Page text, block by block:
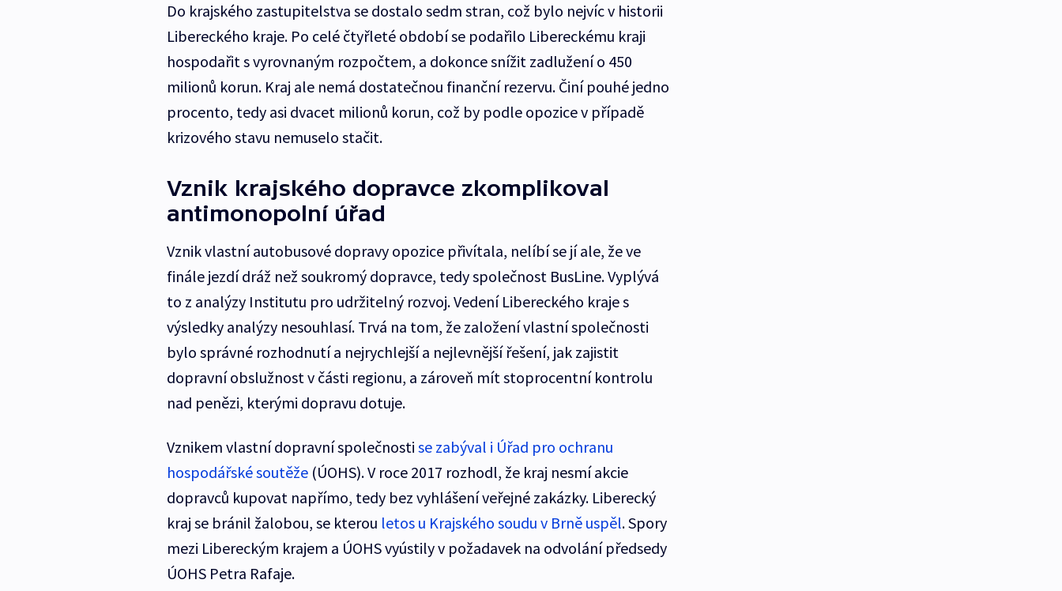
Do krajského zastupitelstva se dostalo sedm stran, což bylo nejvíc v historii
Libereckého kraje. Po celé čtyřleté období se podařilo Libereckému kraji
hospodařit s vyrovnaným rozpočtem, a dokonce snížit zadlužení o 450
milionů korun. Kraj ale nemá dostatečnou finanční rezervu. Činí pouhé jedno
procento, tedy asi dvacet milionů korun, což by podle opozice v případě
krizového stavu nemuselo stačit.
Vznik krajského dopravce zkomplikoval
antimonopolní úřad
Vznik vlastní autobusové dopravy opozice přivítala, nelíbí se jí ale, že ve
finále jezdí dráž než soukromý dopravce, tedy společnost BusLine. Vyplývá
to z analýzy Institutu pro udržitelný rozvoj. Vedení Libereckého kraje s
výsledky analýzy nesouhlasí. Trvá na tom, že založení vlastní společnosti
bylo správné rozhodnutí a nejrychlejší a nejlevnější řešení, jak zajistit
dopravní obslužnost v části regionu, a zároveň mít stoprocentní kontrolu
nad penězi, kterými dopravu dotuje.
Vznikem vlastní dopravní společnosti se zabýval i Úřad pro ochranu
hospodářské soutěže(ÚOHS). V roce 2017 rozhodl, že kraj nesmí akcie
dopravců kupovat napřímo, tedy bez vyhlášení veřejné zakázky. Liberecký
kraj se bránil žalobou, se kterou letos u Krajského soudu v Brně uspěl. Spory
mezi Libereckým krajem a ÚOHS vyústily v požadavek na odvolání předsedy
ÚOHS Petra Rafaje.